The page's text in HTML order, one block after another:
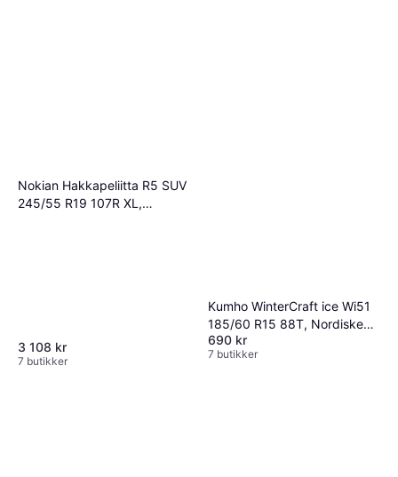
Nokian Hakkapeliitta R5 SUV
245/55 R19 107R XL,
3 108 kr
7 butikker
Kumho WinterCraft ice Wi51
185/60 R15 88T, Nordiske
vinterdekk
690 kr
7 butikker